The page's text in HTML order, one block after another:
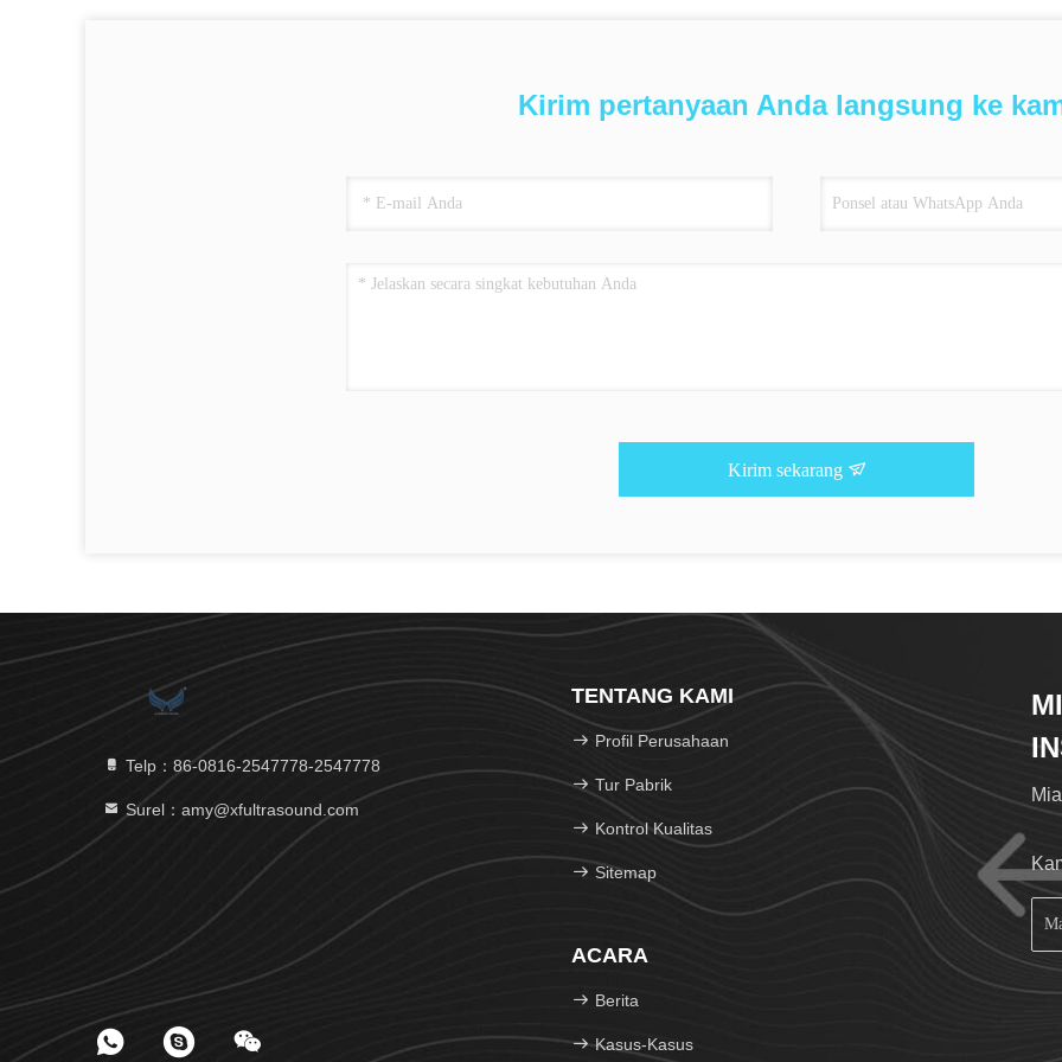
Kirim pertanyaan Anda langsung ke
Kirim sekarang
Telp：86-0816-2547778-2547778
Surel：amy@xfultrasound.com
TENTANG KAMI
Profil Perusahaan
Tur Pabrik
Kontrol Kualitas
Sitemap
ACARA
Berita
Kasus-Kasus